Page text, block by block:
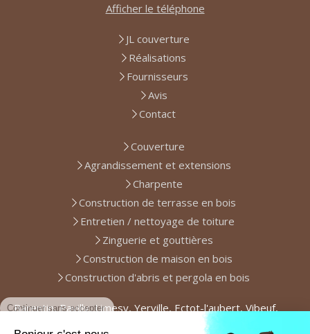
Afficher le téléphone
JL couverture
Réalisations
Fournisseurs
Avis
Contact
Couverture
Agrandissement et extensions
Charpente
Construction de terrasse en bois
Entretien / nettoyage de toiture
Zinguerie et gouttières
Construction de maison en bois
Construction d'abris et pergola en bois
Barentin, Pavilly, Limesy, Yerville, Ectot-l'aubert, Vibeuf,
Duclair, Malaunay, Le Houlme, Le Trait, Notre-Dame-de-
Continuer sans accepter